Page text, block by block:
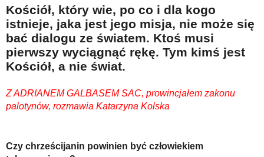
Ciekawe książki
Stop samotności
Z internetem za pan brat
Bezpiecznie i w zgodzie z prawem
Kościół, który wie, po co i dla kogo
istnieje, jaka jest jego misja, nie może się
bać dialogu ze światem. Ktoś musi
pierwszy wyciągnąć rękę. Tym kimś jest
Kościół, a nie świat.
Z ADRIANEM GALBASEM SAC, prowincjałem zakonu
palotynów, rozmawia Katarzyna Kolska
Czy chrześcijanin powinien być człowiekiem